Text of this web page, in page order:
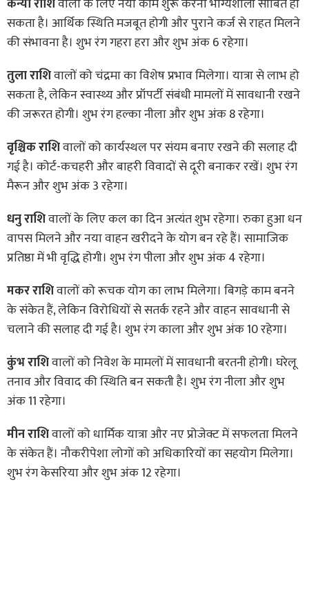
कन्या राशिवालों के लिए नया काम शुरू करना भाग्यशाली साबित हो
सकता है। आर्थिक स्थिति मजबूत होगी और पुराने कर्ज से राहत मिलने
की संभावना है। शुभ रंग गहरा हरा और शुभ अंक 6 रहेगा।
तुला राशिवालों को चंद्रमा का विशेष प्रभाव मिलेगा। यात्रा से लाभ हो
सकता है, लेकिन स्वास्थ्य और प्रॉपर्टी संबंधी मामलों में सावधानी रखने
की जरूरत होगी। शुभ रंग हल्का नीला और शुभ अंक 8 रहेगा।
वृश्चिक राशिवालों को कार्यस्थल पर संयम बनाए रखने की सलाह दी
गई है। कोर्ट-कचहरी और बाहरी विवादों से दूरी बनाकर रखें। शुभ रंग
मैरून और शुभ अंक 3 रहेगा।
धनु राशिवालों के लिए कल का दिन अत्यंत शुभ रहेगा। रुका हुआ धन
वापस मिलने और नया वाहन खरीदने के योग बन रहे हैं। सामाजिक
प्रतिष्ठा में भी वृद्धि होगी। शुभ रंग पीला और शुभ अंक 4 रहेगा।
मकर राशिवालों को रूचक योग का लाभ मिलेगा। बिगड़े काम बनने
के संकेत हैं, लेकिन विरोधियों से सतर्क रहने और वाहन सावधानी से
चलाने की सलाह दी गई है। शुभ रंग काला और शुभ अंक 10 रहेगा।
कुंभ राशिवालों को निवेश के मामलों में सावधानी बरतनी होगी। घरेलू
तनाव और विवाद की स्थिति बन सकती है। शुभ रंग नीला और शुभ
अंक 11 रहेगा।
मीन राशिवालों को धार्मिक यात्रा और नए प्रोजेक्ट में सफलता मिलने
के संकेत हैं। नौकरीपेशा लोगों को अधिकारियों का सहयोग मिलेगा।
शुभ रंग केसरिया और शुभ अंक 12 रहेगा।